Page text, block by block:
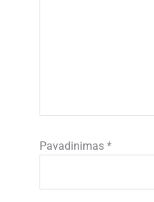
Pavadinimas*